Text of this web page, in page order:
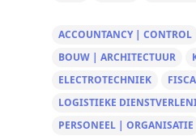
ACCOUNTANCY | CONTROL
BOUW | ARCHITECTUUR
ELECTROTECHNIEK
LOGISTIEKE
PERSONEEL | ORGANISATIE